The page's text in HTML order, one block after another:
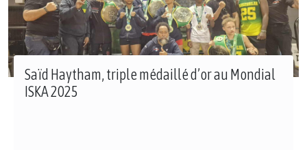
Saïd Haytham, triple médaillé d’or au Mondial
ISKA 2025